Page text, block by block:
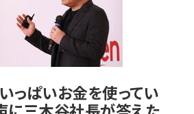
っぱいお金を使ってい